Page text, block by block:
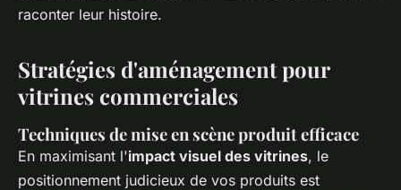
raconter leur histoire.
Stratégies d'aménagement pour
vitrines commerciales
Techniques de mise en scène produit efficace
En maximisant l'impact visuel des vitrines, le
positionnement judicieux de vos produits est